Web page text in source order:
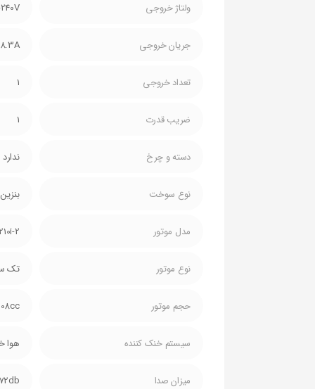
ولتاژ خروجی
جریان خروجی
تعداد خروجی 1
ضریب قدرت 1
دسته و چرخ ندارد
نوع سوخت بنزین
مدل موتور 2
نوع موتور تک
حجم موتور
سیستم خنک کننده هوا
میزان صدا 72db